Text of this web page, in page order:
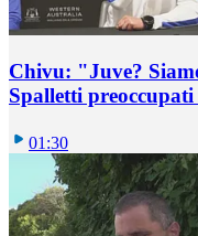
Chivu: "Juve?
Spalletti
01:30